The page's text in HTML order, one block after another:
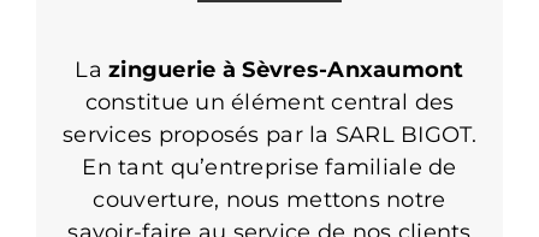
Lazinguerie à Sèvres-Anxaumont
constitue un élément central des
services proposés par la SARL BIGOT.
En tant qu’entreprise familiale de
couverture, nous mettons notre